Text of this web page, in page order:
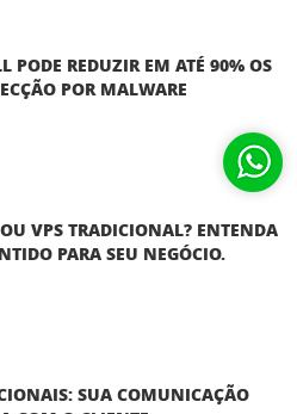
PODE REDUZIR EM ATÉ 90% OS
POR MALWARE
VPS TRADICIONAL? ENTENDA
PARA SEU NEGÓCIO.
SUA COMUNICAÇÃO